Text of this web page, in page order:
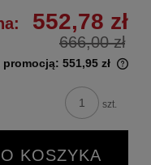
552,78 zł
666,00 zł
promocją: 551,95 zł
szt.
KOSZYKA